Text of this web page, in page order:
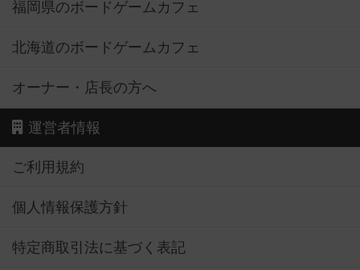
福岡県のボードゲームカフェ
北海道のボードゲームカフェ
オーナー・店長の方へ
運営者情報
ご利用規約
個人情報保護方針
特定商取引法に基づく表記